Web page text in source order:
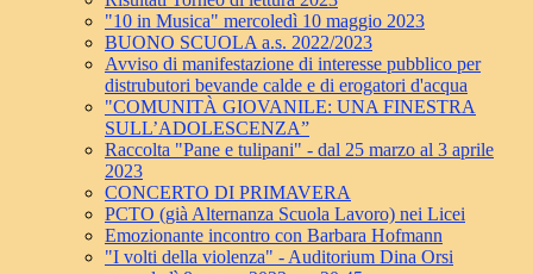
"10 in Musica" mercoledì 10 maggio 2023
BUONO SCUOLA a.s. 2022/2023
Avviso di manifestazione di interesse pubblico per
distrubutori bevande calde e di erogatori d'acqua
"COMUNITÀ GIOVANILE: UNA FINESTRA
SULL’ADOLESCENZA”
Raccolta "Pane e tulipani" - dal 25 marzo al 3 aprile
2023
CONCERTO DI PRIMAVERA
PCTO (già Alternanza Scuola Lavoro) nei Licei
Emozionante incontro con Barbara Hofmann
"I volti della violenza" - Auditorium Dina Orsi